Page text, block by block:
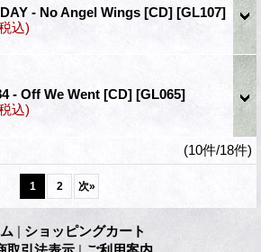
- No Angel Wings [CD] [GL107]
込)
- Off We Went [CD] [GL065]
込)
(10件/18件)
1 2 次»
| ショッピングカート